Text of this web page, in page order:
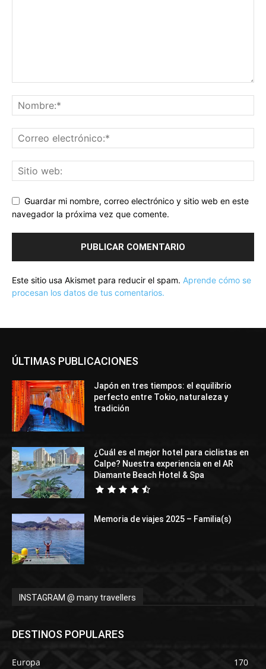
Guardar mi nombre, correo electrónico y sitio web en este
navegador la próxima vez que comente.
Este sitio usa Akismet para reducir el spam. Aprende cómo se
procesan los datos de tus comentarios.
ÚLTIMAS PUBLICACIONES
Japón en tres tiempos: el equilibrio
perfecto entre Tokio, naturaleza y
tradición
¿Cuál es el mejor hotel para ciclistas en
Calpe? Nuestra experiencia en el AR
Diamante Beach Hotel & Spa
Memoria de viajes 2025 – Familia(s)
INSTAGRAM @ many travellers
DESTINOS POPULARES
Europa
170